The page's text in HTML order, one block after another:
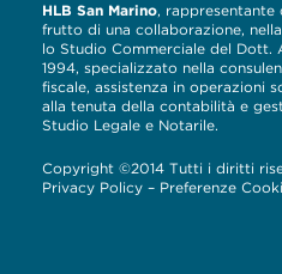
HLB San Marino, rappresentante
frutto di una collaborazione,
lo Studio Commerciale del Dott.
1994, specializzato nella
fiscale, assistenza in operazioni
alla tenuta della contabilità e
Studio Legale e Notarile.
Copyright ©2014 Tutti i diritti
Privacy Policy – Preferenze